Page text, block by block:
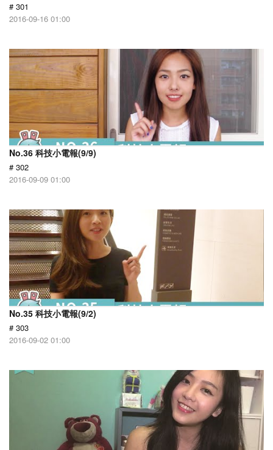
# 301
2016-09-16 01:00
No.36 科技小電報(9/9)
# 302
2016-09-09 01:00
No.35 科技小電報(9/2)
# 303
2016-09-02 01:00